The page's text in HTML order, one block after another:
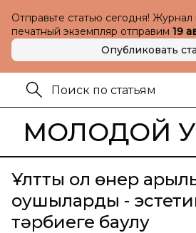
Отправьте статью сегодня!
печатный экземпляр отправим 19
Опубликовать
МОЛОДОЙ
Ұлттық қол өнер
оқушыларды -
тәрбиеге баулу